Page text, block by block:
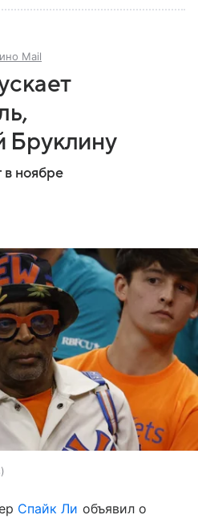
Mail
Бруклину
в ноябре
Спайк Ли объявил о